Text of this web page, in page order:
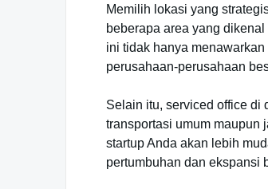
Memilih lokasi yang
beberapa area yang
ini tidak hanya
perusahaan-perusahaan
Selain itu, serviced office di
transportasi umum maupun
startup Anda akan lebih
pertumbuhan dan ekspansi